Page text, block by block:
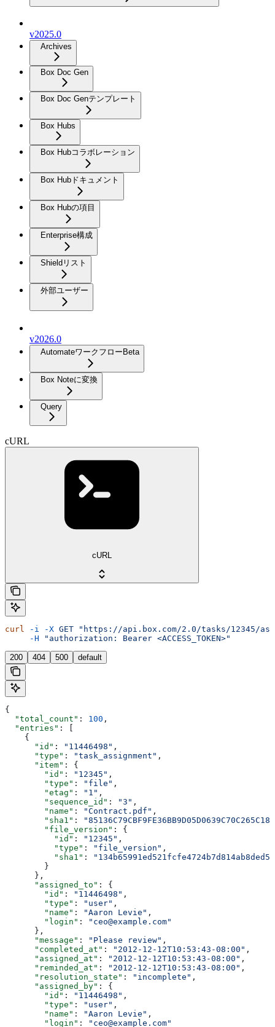
v2025.0
Archives
Box Doc Gen
Box Doc Genテンプレート
Box Hubs
Box Hubコラボレーション
Box Hubドキュメント
Box Hubの項目
Enterprise構成
Shieldリスト
外部ユーザー
v2026.0
Automateワークフロー Beta
Box Noteに変換
Query
cURL
cURL
curl -i -X GET "https://api.box.com/2.0/tasks/12345/
     -H
"authorization: Bearer <ACCESS_TOKEN>"
200 404 500 default
{
  "total_count"
: 100 ,
  "entries"
: [
    {
      "id"
: "11446498" ,
      "type"
: "task_assignment" ,
      "item"
: {
        "id"
: "12345" ,
        "type"
: "file" ,
        "etag"
: "1" ,
        "sequence_id"
: "3" ,
        "name"
: "Contract.pdf" ,
        "sha1"
:
        "file_version"
: {
          "id"
: "12345" ,
          "type"
: "file_version" ,
          "sha1"
:
        }
      },
      "assigned_to"
: {
        "id"
: "11446498" ,
        "type"
: "user" ,
        "name"
: "Aaron Levie" ,
        "login"
:
"ceo@example.com"
      },
      "message"
: "Please review" ,
      "completed_at"
: "2012-12-12T10:53:43-08:00" ,
      "assigned_at"
: "2012-12-12T10:53:43-08:00" ,
      "reminded_at"
: "2012-12-12T10:53:43-08:00" ,
      "resolution_state"
: "incomplete" ,
      "assigned_by"
: {
        "id"
: "11446498" ,
        "type"
: "user" ,
        "name"
: "Aaron Levie" ,
        "login"
: "ceo@example.com"